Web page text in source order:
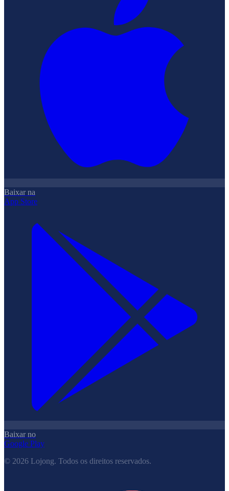
Baixar na
App Store
Baixar no
Google Play
© 2026 Lojong. Todos os direitos reservados.